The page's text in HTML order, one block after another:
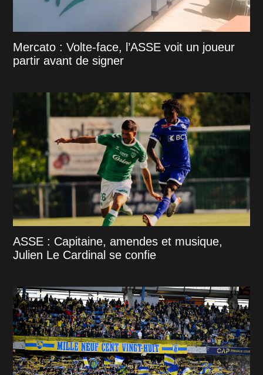
Mercato : Volte-face, l’ASSE voit un joueur
partir avant de signer
ASSE : Capitaine, amendes et musique,
Julien Le Cardinal se confie